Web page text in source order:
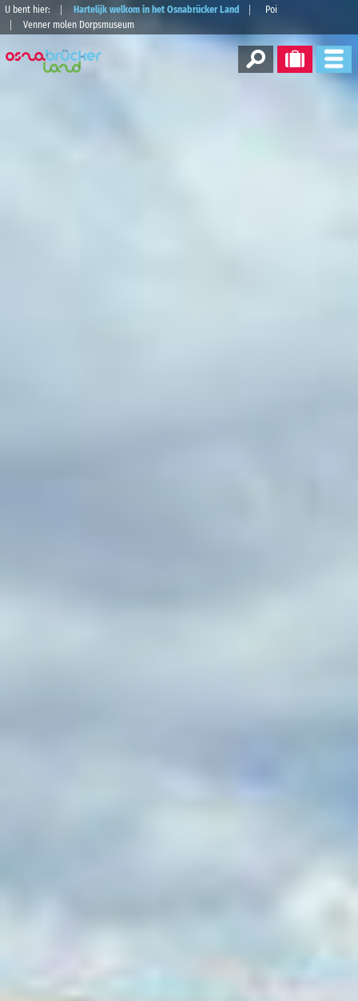
U bent hier: Hartelijk welkom in het Osnabrücker Land
Poi
Venner molen Dorpsmuseum